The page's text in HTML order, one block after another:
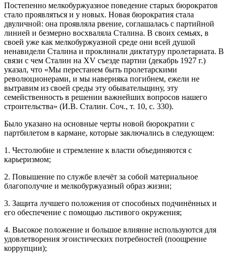
Постепенно мелкобуржуазное поведение старых бюрократов
стало проявляться и у новых. Новая бюрократия стала
двуличной: она проявляла рвение, соглашалась с партийной
линией и безмерно восхваляла Сталина. В своих семьях, в
своей уже как мелкобуржуазной среде они всей душой
ненавидели Сталина и проклинали диктатуру пролетариата. В
связи с чем Сталин на XV съезде партии (декабрь 1927 г.)
указал, что «Мы перестанем быть пролетарскими
революционерами, и мы наверняка погибнем, ежели не
вытравим из своей среды эту обывательщину, эту
семейственность в решении важнейших вопросов нашего
строительства» (И.В. Сталин. Соч., т. 10, с. 330).
Было указано на основные черты новой бюрократии с
партбилетом в кармане, которые заключались в следующем:
1. Честолюбие и стремление к власти объединяются с
карьеризмом;
2. Повышение по службе влечёт за собой материальное
благополучие и мелкобуржуазный образ жизни;
3. Защита лучшего положения от способных подчинённых и
его обеспечение с помощью льстивого окружения;
4. Высокое положение и большое влияние используются для
удовлетворения эгоистических потребностей (поощрение
коррупции);